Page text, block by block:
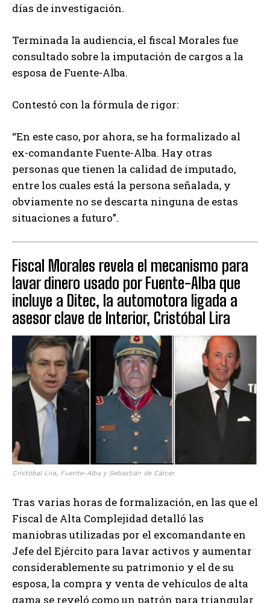
días de investigación.
Terminada la audiencia, el fiscal Morales fue
consultado sobre la imputación de cargos a la
esposa de Fuente-Alba.
Contestó con la fórmula de rigor:
“En este caso, por ahora, se ha formalizado al
ex-comandante Fuente-Alba. Hay otras
personas que tienen la calidad de imputado,
entre los cuales está la persona señalada, y
obviamente no se descarta ninguna de estas
situaciones a futuro”.
Fiscal Morales revela el mecanismo para
lavar dinero usado por Fuente-Alba que
incluye a Ditec, la automotora ligada a
asesor clave de Interior, Cristóbal Lira
Cristóbal Lira, Fuente-Alba y Sebastián de Cárcer.
Tras varias horas de formalización, en las que el
Fiscal de Alta Complejidad detalló las
maniobras utilizadas por el excomandante en
Jefe del Ejército para lavar activos y aumentar
considerablemente su patrimonio y el de su
esposa, la compra y venta de vehículos de alta
gama se reveló como un patrón para triangular